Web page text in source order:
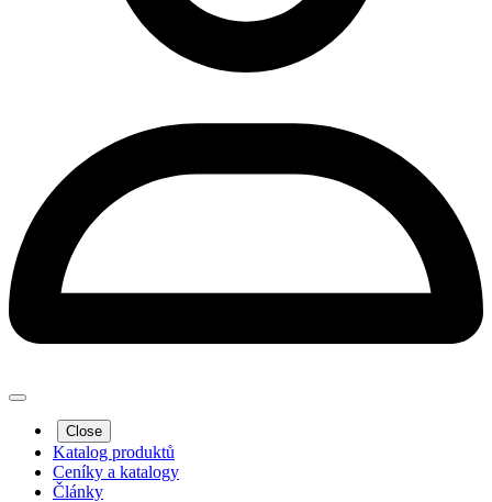
Close
Katalog produktů
Ceníky a katalogy
Články